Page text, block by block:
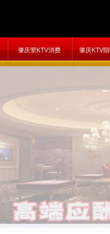
肇庆荤KTV消费 肇庆KTV